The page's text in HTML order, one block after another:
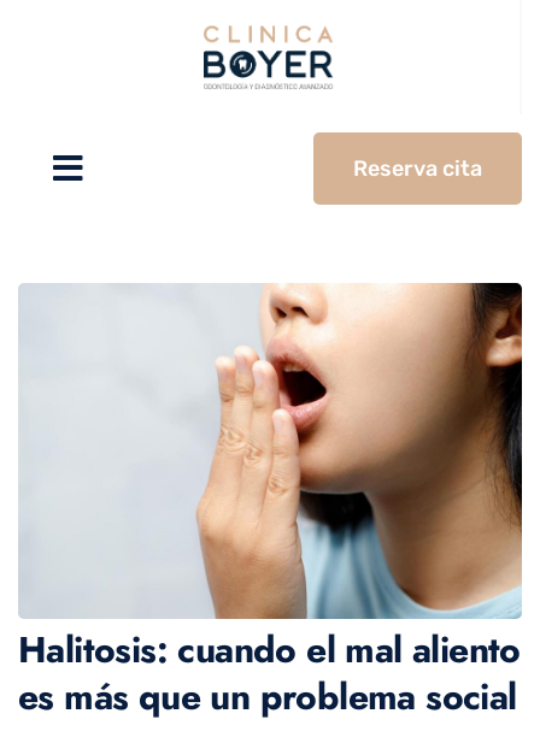
Reserva cita
Halitosis: cuando el mal aliento
es más que un problema social